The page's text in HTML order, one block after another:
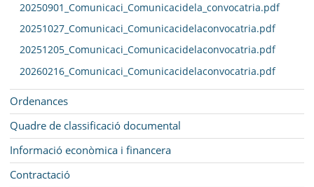
20250901_Comunicaci_Comunicacidela_convocatria.pdf
20251027_Comunicaci_Comunicacidelaconvocatria.pdf
20251205_Comunicaci_Comunicacidelaconvocatria.pdf
20260216_Comunicaci_Comunicacidelaconvocatria.pdf
Ordenances
Quadre de classificació documental
Informació econòmica i financera
Contractació